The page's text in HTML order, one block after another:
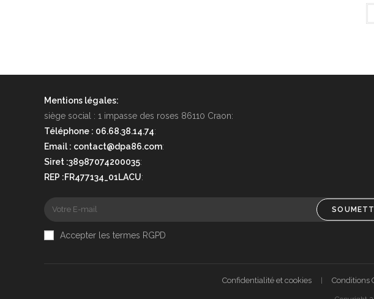
Mentions légales:
siège social : 1 impasse des roses 86110 Craon:
Téléphone : 06.68.38.14.74:
Email : contact@dpa86.com:
Siret :38987074200035:
REP :FR477134_01LACU:
Accepter les termes RGPD
Confidentialité et cookies Conditions